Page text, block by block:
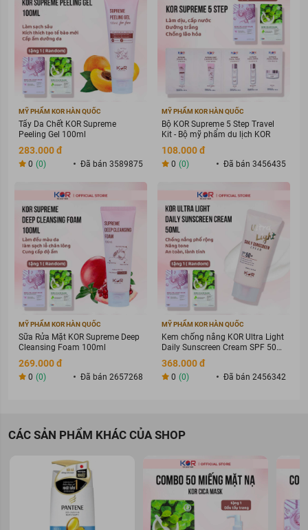
MỸ PHẨM KOR HÀN QUỐC
Tẩy Da Chết KOR Supreme
Peeling Gel 100ml
283.000 đ
0 (0) Đã bán 3589875
MỸ PHẨM KOR HÀN QUỐC
Bộ KOR Supreme 5 Step Travel
Kit - Bộ mỹ phẩm du lịch KOR
108.000 đ
0 (0) Đã bán 3456435
MỸ PHẨM KOR HÀN QUỐC
Sữa Rửa Mặt KOR Supreme Deep
Cleansing Foam 100ml
269.000 đ
0 (0) Đã bán 2657268
MỸ PHẨM KOR HÀN QUỐC
Kem chống nắng KOR Ultra Light
Daily Sunscreen Cream SPF 50+
PA ++++
368.000 đ
0 (0) Đã bán 2456342
CÁC SẢN PHẨM KHÁC CỦA SHOP